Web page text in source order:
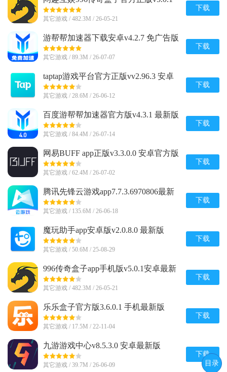
赚钱版
其它游戏 / 482.3M / 26-05-21
下载
游帮帮加速器下载安卓v4.2.7 免广告版
其它游戏 / 89.3M / 26-07-07
下载
taptap游戏平台官方正版vv2.96.3 安卓
最新版
其它游戏 / 28.6M / 26-06-12
下载
百度游帮帮加速器官方版v4.3.1 最新版
其它游戏 / 84.4M / 26-07-14
下载
网易BUFF app正版v3.3.0.0 安卓官方版
其它游戏 / 62.4M / 26-07-02
下载
腾讯先锋云游戏app7.7.3.6970806最新
版
其它游戏 / 135.6M / 26-06-18
下载
魔玩助手app安卓版v2.0.8.0 最新版
其它游戏 / 50.6M / 25-08-29
下载
996传奇盒子app手机版v5.0.1安卓最新
版
其它游戏 / 482.3M / 26-05-21
下载
乐乐盒子官方版3.6.0.1 手机最新版
其它游戏 / 17.5M / 22-11-04
下载
九游游戏中心v8.5.3.0 安卓最新版
其它游戏 / 39.7M / 26-06-09
下载
目录